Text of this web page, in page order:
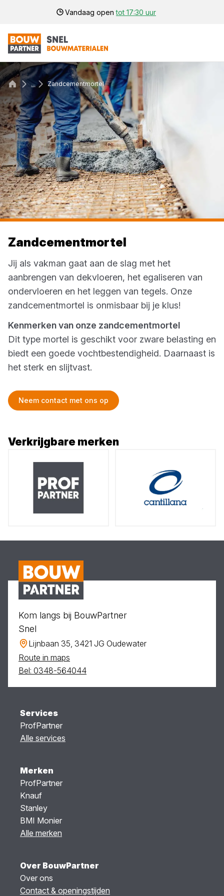
Vandaag opentot 17:30 uur
... Zandcementmortel
Zandcementmortel
Jij als vakman gaat aan de slag met het
aanbrengen van dekvloeren, het egaliseren van
ondervloeren en het leggen van tegels. Onze
zandcementmortel is onmisbaar bij je klus!
Kenmerken van onze zandcementmortel
Dit type mortel is geschikt voor zware belasting en
biedt een goede vochtbestendigheid. Daarnaast is
het sterk en slijtvast.
Neem contact met ons op
Verkrijgbare merken
Kom langs bij BouwPartner
Snel
Lijnbaan 35, 3421 JG Oudewater
Route in maps
Bel: 0348-564044
Services
ProfPartner
Alle services
Merken
ProfPartner
Knauf
Stanley
BMI Monier
Alle merken
Over BouwPartner
Over ons
Contact & openingstijden